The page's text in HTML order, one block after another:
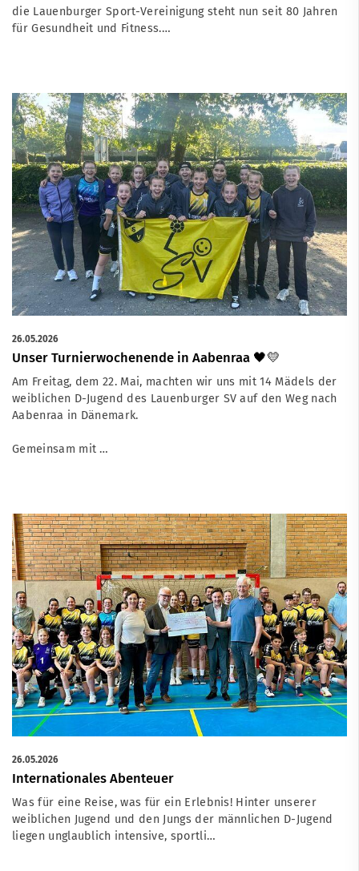
die Lauenburger Sport-Vereinigung steht nun seit 80 Jahren
für Gesundheit und Fitness.…
26.05.2026
Unser Turnierwochenende in Aabenraa 🖤💛
Am Freitag, dem 22. Mai, machten wir uns mit 14 Mädels der
weiblichen D-Jugend des Lauenburger SV auf den Weg nach
Aabenraa in Dänemark.
Gemeinsam mit …
26.05.2026
Internationales Abenteuer
Was für eine Reise, was für ein Erlebnis! Hinter unserer
weiblichen Jugend und den Jungs der männlichen D-Jugend
liegen unglaublich intensive, sportli…